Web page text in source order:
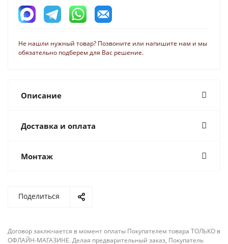
Не нашли нужный товар? Позвоните или напишите нам и мы
обязательно подберем для Вас решение.
Описание
Доставка и оплата
Монтаж
Поделиться
Договор заключается в момент оплаты Покупателем товара ТОЛЬКО в
ОФЛАЙН-МАГАЗИНЕ. Делая предварительный заказ, Покупатель